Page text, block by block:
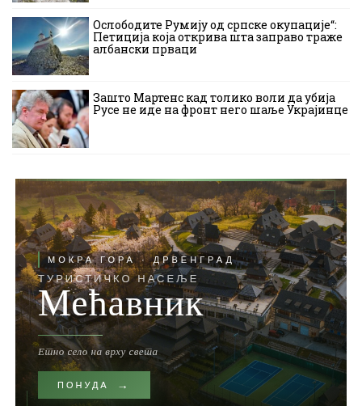
Ослободите Румију од српске окупације“:
Петиција која открива шта заправо траже
албански прваци
Зашто Мартенс кад толико воли да убија
Русе не иде на фронт него шаље Украјинце